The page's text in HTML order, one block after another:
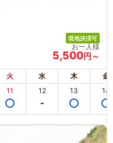
現地決済可
お一人様
5,500円～
火 水 木 金
11 12 13 14